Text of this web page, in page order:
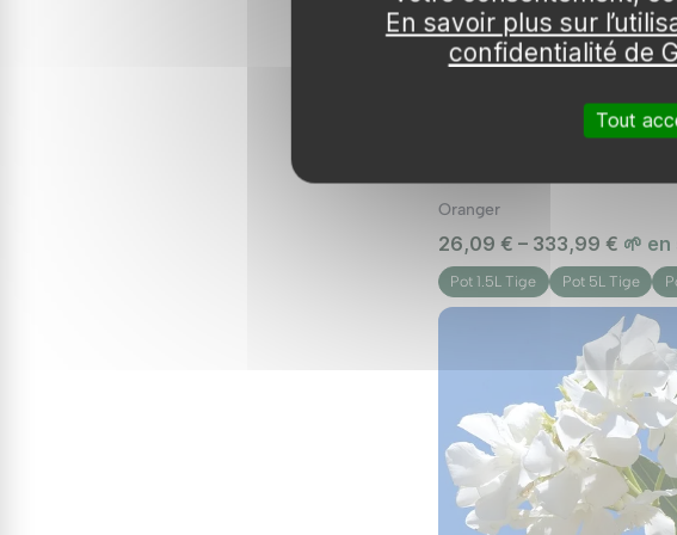
idéales pour ceux qui cherchent à minimiser l'entretien.
Pour une verdure toute l'année, optez pour des plantes
restent attractives même en hiver.
Conseils d'Entretien
Pour que vos plantes de balcon s'épanouissent, voici quelques
Adaptez la fréquence d'arrosage en fonction
Apportez un engrais adapté aux plantes en
Surveillez régulièrement vos
Oranger
26,09 € – 333,99 € 🌱
Pot 1.5L Tige Pot 5L Tige
En savoir plus sur
confidentialité de
Tout